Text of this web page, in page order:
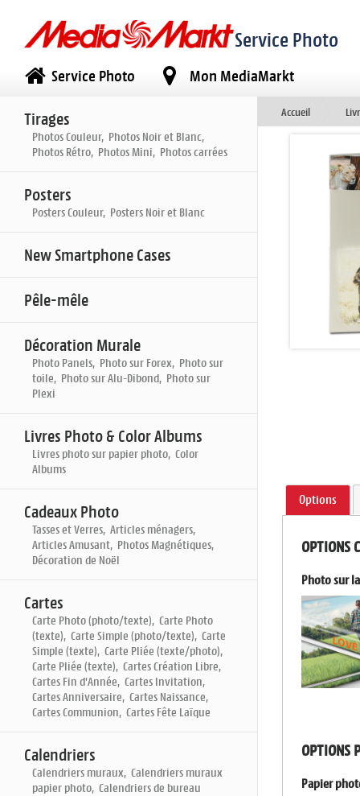
Service Photo
Service Photo Mon MediaMarkt
Tirages
Photos Couleur, Photos Noir et Blanc,
Photos Rétro, Photos Mini, Photos carrées
Posters
Posters Couleur, Posters Noir et Blanc
New Smartphone Cases
Pêle-mêle
Décoration Murale
Photo Panels, Photo sur Forex, Photo sur
toile, Photo sur Alu-Dibond, Photo sur
Plexi
Livres Photo & Color Albums
Livres photo sur papier photo, Color
Albums
Cadeaux Photo
Tasses et Verres, Articles ménagers,
Articles Amusant, Photos Magnétiques,
Décoration de Noël
Cartes
Carte Photo (photo/texte), Carte Photo
(texte), Carte Simple (photo/texte), Carte
Simple (texte), Carte Pliée (texte/photo),
Carte Pliée (texte), Cartes Création Libre,
Cartes Fin d'Année, Cartes Invitation,
Cartes Anniversaire, Cartes Naissance,
Cartes Communion, Cartes Fête Laïque
Calendriers
Calendriers muraux, Calendriers muraux
papier photo, Calendriers de bureau
Accueil
Options
OPTIONS
Photo sur
OPTIONS
Papier